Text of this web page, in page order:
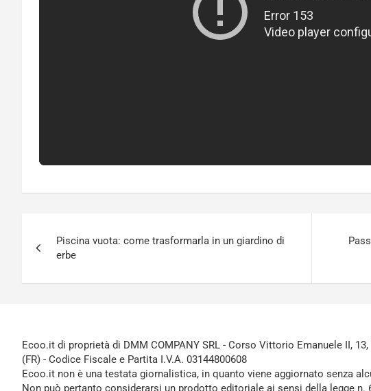
articoli
Piscina vuota: come trasformarla in un giardino di
erbe
Ecoo.it di proprietà di DMM COMPANY SRL - Corso Vittorio Emanuele II, 13,
(FR) - Codice Fiscale e Partita I.V.A. 03144800608
Ecoo.it non è una testata giornalistica, in quanto viene aggiornato senza
Non può pertanto considerarsi un prodotto editoriale ai sensi della legge n.